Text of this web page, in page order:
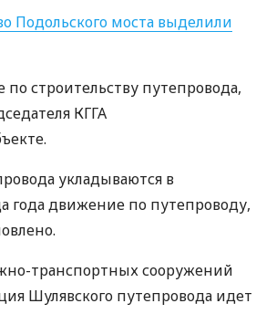
Подольского моста выделили
строительству путепровода,
КГГА
укладываются в
года движение по путепроводу,
транспортных сооружений
Шулявского путепровода идет